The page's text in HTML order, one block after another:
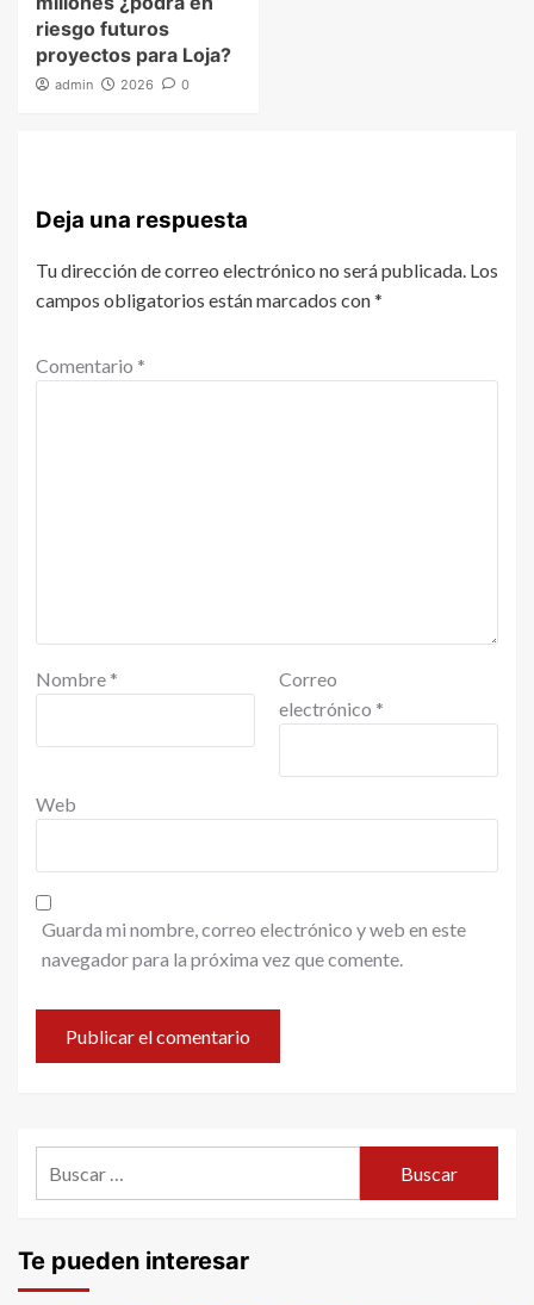
riesgo futuros
proyectos para Loja?
admin 2026 0
Deja una respuesta
Tu dirección de correo electrónico no será publicada. Los
campos obligatorios están marcados con*
Comentario *
Nombre *
Correo
electrónico *
Web
Guarda mi nombre, correo electrónico y web en este
navegador para la próxima vez que comente.
Te pueden interesar